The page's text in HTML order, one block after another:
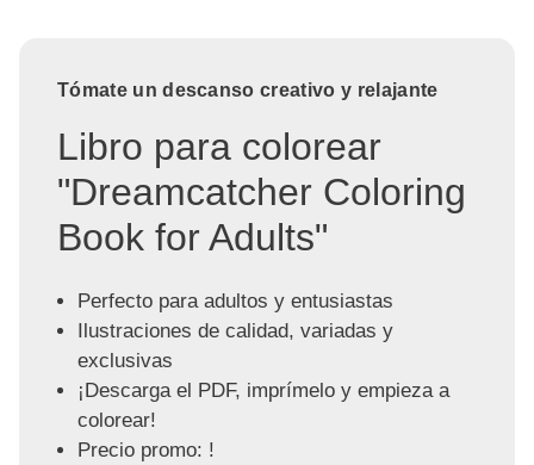
Tómate un descanso creativo y relajante
Libro para colorear
"Dreamcatcher Coloring
Book for Adults"
Perfecto para adultos y entusiastas
Ilustraciones de calidad, variadas y
exclusivas
¡Descarga el PDF, imprímelo y empieza a
colorear!
Precio promo: !